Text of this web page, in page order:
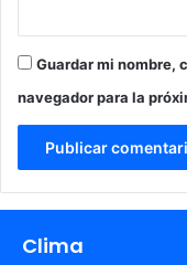
Guardar mi nombre,
navegador para la
Clima